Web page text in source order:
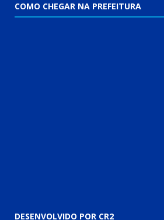
COMO CHEGAR NA PREFEITURA
DESENVOLVIDO POR CR2